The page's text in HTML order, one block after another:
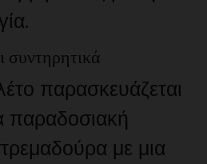
συντηρητικά
παρασκευάζεται
παραδοσιακή
με μια